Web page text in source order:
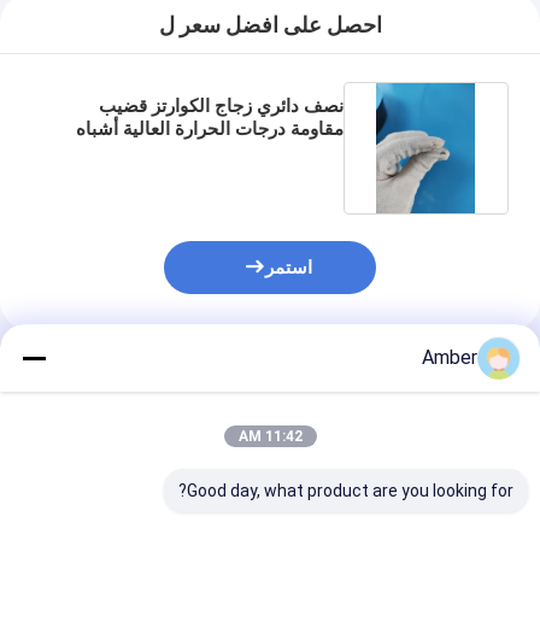
احصل على افضل سعر ل
نصف دائري زجاج الكوارتز قضيب
مقاومة درجات الحرارة العالية أشباه
استمر
المنتجات الموصى بها
Amber
11:42 AM
Good day, what product are you looking for?